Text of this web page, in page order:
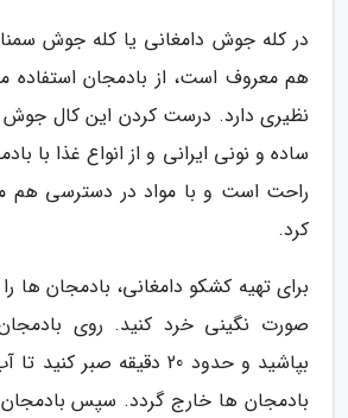
در کله جوش دامغانی یا کله جوش
هم معروف است، از بادمجان
نظیری دارد. درست کردن این کال
ساده و نونی ایرانی و از انواع غذا با
راحت است و با مواد در دسترسی هم
کرد.
برای تهیه کشکو دامغانی، بادمجان ها
صورت نگینی خرد کنید. روی
بپاشید و حدود 20 دقیقه صبر
بادمجان ها خارج گردد. سپس بادمجان